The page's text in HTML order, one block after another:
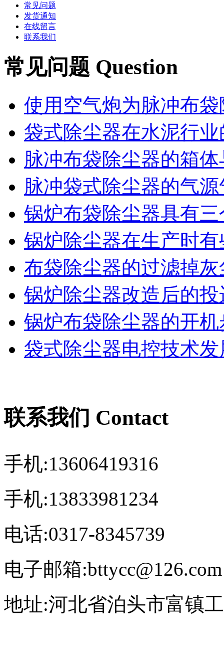
常见问题
发货通知
在线留言
联系我们
常见问题 Question
使用空气炮为脉冲布
袋式除尘器在水泥行
脉冲布袋除尘器的箱
脉冲袋式除尘器的气
锅炉布袋除尘器具有
锅炉除尘器在生产时
布袋除尘器的过滤掉
锅炉除尘器改造后的
锅炉布袋除尘器的开机
袋式除尘器电控技术发
联系我们 Contact
手机:13606419316
手机:13833981234
电话:0317-8345739
电子邮箱:bttycc@126.com
地址:河北省泊头市富镇